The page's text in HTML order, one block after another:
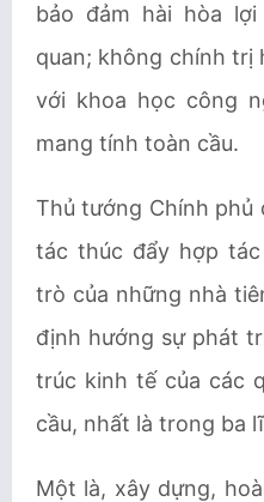
bảo đảm hài hòa
quan; không chính trị
với khoa học công
mang tính toàn cầu.
Thủ tướng Chính phủ
tác thúc đẩy hợp
trò của những nhà
định hướng sự phát
trúc kinh tế của các
cầu, nhất là trong ba
Một là, xây dựng,